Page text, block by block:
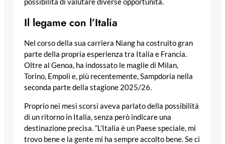
possibilità di valutare diverse opportunità.
Il legame con l’Italia
Nel corso della sua carriera Niang ha costruito gran
parte della propria esperienza tra Italia e Francia.
Oltre al Genoa, ha indossato le maglie di Milan,
Torino, Empoli e, più recentemente, Sampdoria nella
seconda parte della stagione 2025/26.
Proprio nei mesi scorsi aveva parlato della possibilità
di un ritorno in Italia, senza però indicare una
destinazione precisa. “L’Italia è un Paese speciale, mi
trovo bene e la gente mi ha sempre accolto bene. Se ci